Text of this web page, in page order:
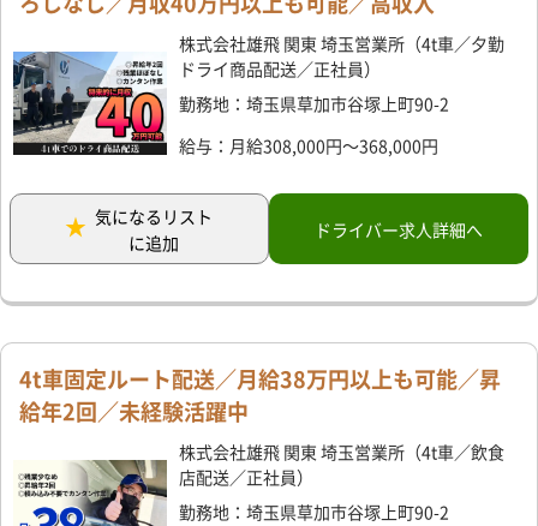
株式会社雄飛 関東 埼玉営業所（4t車／夕勤
ドライ商品配送／正社員）
勤務地：埼玉県草加市谷塚上町90-2
給与：月給308,000円～368,000円
気になるリスト
に追加
ドライバー求人詳細へ
4t車固定ルート配送／月給38万円以上も可能／昇
給年2回／未経験活躍中
株式会社雄飛 関東 埼玉営業所（4t車／飲食
店配送／正社員）
勤務地：埼玉県草加市谷塚上町90-2